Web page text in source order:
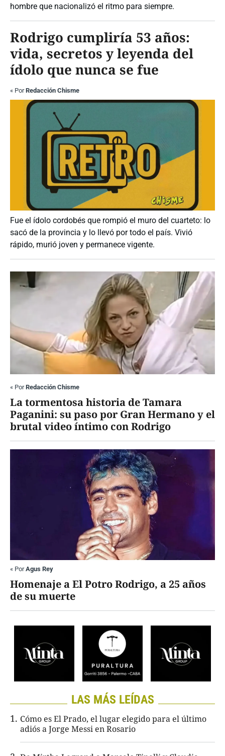
hombre que nacionalizó el ritmo para siempre.
Rodrigo cumpliría 53 años:
vida, secretos y leyenda del
ídolo que nunca se fue
« PorRedacción Chisme
Fue el ídolo cordobés que rompió el muro del cuarteto: lo
sacó de la provincia y lo llevó por todo el país. Vivió
rápido, murió joven y permanece vigente.
« PorRedacción Chisme
La tormentosa historia de Tamara
Paganini: su paso por Gran Hermano y el
brutal video íntimo con Rodrigo
« PorAgus Rey
Homenaje a El Potro Rodrigo, a 25 años
de su muerte
LAS MÁS LEÍDAS
Cómo es El Prado, el lugar elegido para el último
adiós a Jorge Messi en Rosario